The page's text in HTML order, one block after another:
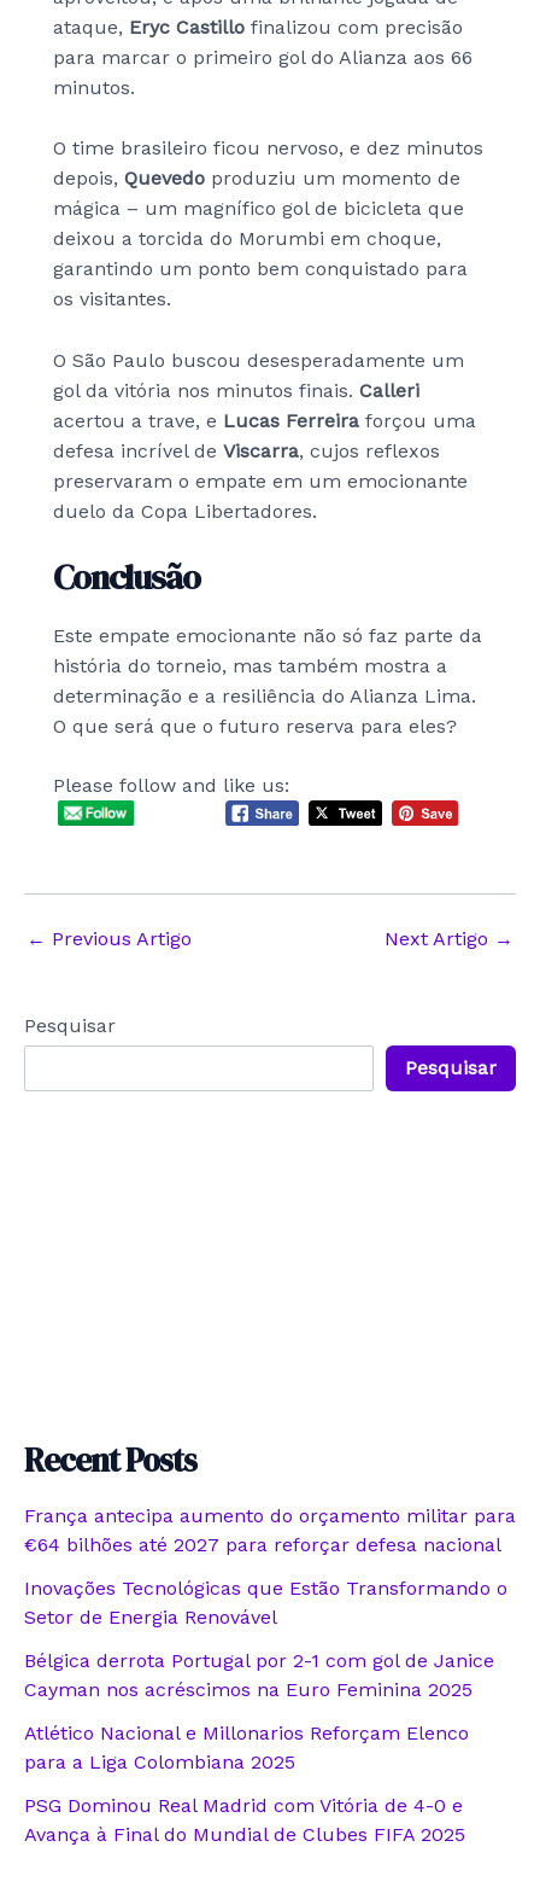
ataque, Eryc Castillo finalizou com precisão
para marcar o primeiro gol do Alianza aos 66
minutos.
O time brasileiro ficou nervoso, e dez minutos
depois, Quevedo produziu um momento de
mágica – um magnífico gol de bicicleta que
deixou a torcida do Morumbi em choque,
garantindo um ponto bem conquistado para
os visitantes.
O São Paulo buscou desesperadamente um
gol da vitória nos minutos finais. Calleri
acertou a trave, e Lucas Ferreira forçou uma
defesa incrível de Viscarra, cujos reflexos
preservaram o empate em um emocionante
duelo da Copa Libertadores.
Conclusão
Este empate emocionante não só faz parte da
história do torneio, mas também mostra a
determinação e a resiliência do Alianza Lima.
O que será que o futuro reserva para eles?
Please follow and like us:
Post
← Previous Artigo Next Artigo →
Pesquisar
Pesquisar
Recent Posts
França antecipa aumento do orçamento militar para
€64 bilhões até 2027 para reforçar defesa nacional
Inovações Tecnológicas que Estão Transformando o
Setor de Energia Renovável
Bélgica derrota Portugal por 2-1 com gol de Janice
Cayman nos acréscimos na Euro Feminina 2025
Atlético Nacional e Millonarios Reforçam Elenco
para a Liga Colombiana 2025
PSG Dominou Real Madrid com Vitória de 4-0 e
Avança à Final do Mundial de Clubes FIFA 2025